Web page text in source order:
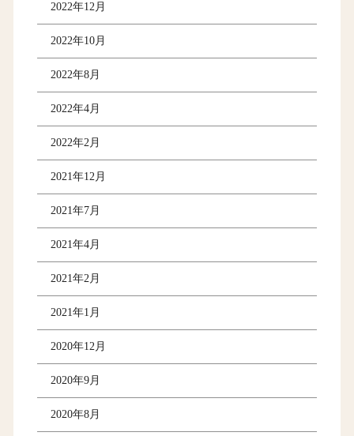
2022年12月
2022年10月
2022年8月
2022年4月
2022年2月
2021年12月
2021年7月
2021年4月
2021年2月
2021年1月
2020年12月
2020年9月
2020年8月